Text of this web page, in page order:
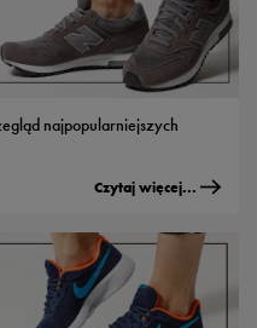
najpopularniejszych
Czytaj więcej...